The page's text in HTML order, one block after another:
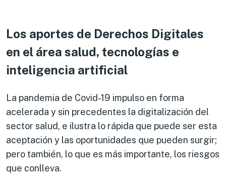
Los aportes de Derechos Digitales
en el área salud, tecnologías e
inteligencia artificial
La pandemia de Covid-19 impulso en forma
acelerada y sin precedentes la digitalización del
sector salud, e ilustra lo rápida que puede ser esta
aceptación y las oportunidades que pueden surgir;
pero también, lo que es más importante, los riesgos
que conlleva.